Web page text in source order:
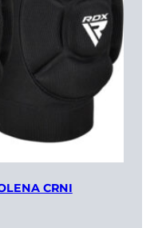
CRNI